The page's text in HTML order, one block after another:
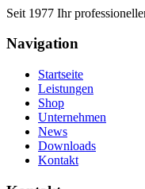
Seit 1977 Ihr
Navigation
Startseite
Leistungen
Shop
Unternehmen
News
Downloads
Kontakt